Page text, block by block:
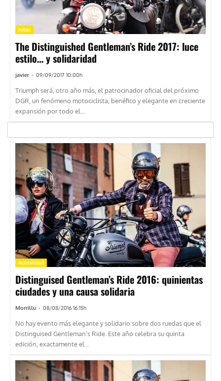
rutas
The Distinguished Gentleman’s Ride 2017: luce
estilo… y solidaridad
javier - 09/09/2017 10:00h
Triumph será, otro año más, el patrocinador oficial del próximo
DGR, un fenómeno motociclista, benéfico y elegante en creciente
expansión por todo el...
Actualidad
Distinguised Gentleman’s Ride 2016: quinientas
ciudades y una causa solidaria
Morrillu - 08/08/2016 16:15h
No hay evento más elegante y solidario sobre dos ruedas que el
Distinguised Gentleman’s Ride. Este año celebra su quinta
edición, exactamente el...